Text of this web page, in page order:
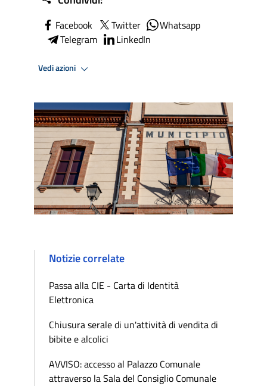
Facebook Twitter
Whatsapp
Telegram
LinkedIn
Vedi azioni
Notizie correlate
Passa alla CIE - Carta di Identità
Elettronica
Chiusura serale di un'attività di vendita di
bibite e alcolici
AVVISO: accesso al Palazzo Comunale
attraverso la Sala del Consiglio Comunale